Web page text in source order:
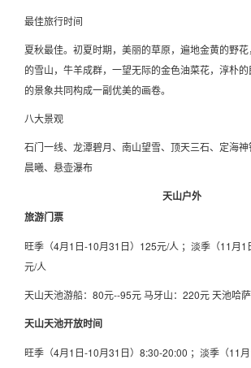
最佳旅行时间
夏秋最佳。初夏时期，美丽的草原，遍地金黄的野
的雪山，牛羊成群，一望无际的金色油菜花，淳朴
的景象共同构成一副优美的画卷。
八大景观
石门一线、龙潭碧月、南山望雪、顶天三石、定海
晨曦、悬壶瀑布
天山户外
旅游门票
旺季（4月1日-10月31日）125元/人 ；淡季（11月1
元/人
天山天池游船：80元--95元 马牙山：220元 天池哈
天山天池开放时间
旺季（4月1日-10月31日）8:30-20:00 ；淡季（11月